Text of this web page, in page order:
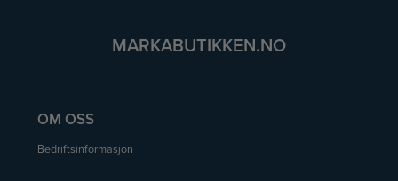
MARKABUTIKKEN.NO
OM OSS
Bedriftsinformasjon